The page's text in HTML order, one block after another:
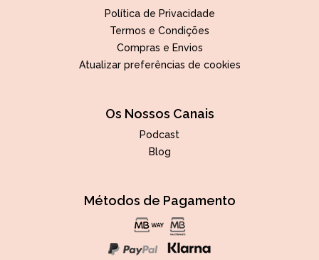
Política de Privacidade
Termos e Condições
Compras e Envios
Atualizar preferências de cookies
Os Nossos Canais
Podcast
Blog
Métodos de Pagamento